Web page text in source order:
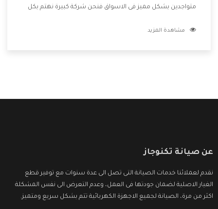
متواجدين بشكل مميز فى الاسواق فنحن شركة كبيرة نهتم بكل
الشركة بها والتى تكون منها خدمة الصيانة التى تكون من أهم
مشاهدة المزيد
عن صيانة تكنوجاز
نقدم لعملائنا خدمات الصيانة التى تصل الى عدة سنوات مع توفير قطع
الغيار الاصلية لضمان جودتها فى العمل، وعدم التعرض الى نفس المشكلة
اكثر من مرة، الصيانة لجميع الاجهزة الكهربائية تتم بشكل سريع ومتميز.